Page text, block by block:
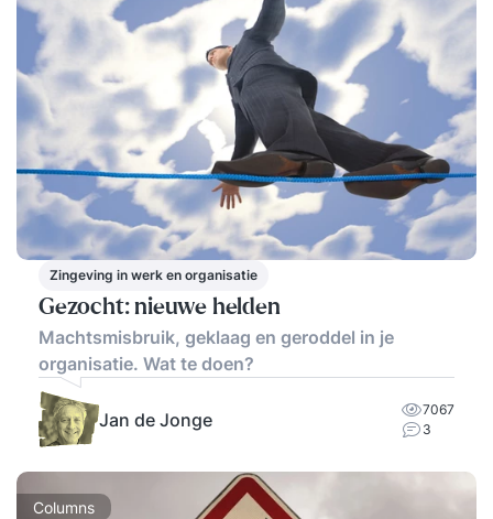
Zingeving in werk en organisatie
Gezocht: nieuwe helden
Machtsmisbruik, geklaag en geroddel in je
organisatie. Wat te doen?
Jan de Jonge
7067
3
Columns